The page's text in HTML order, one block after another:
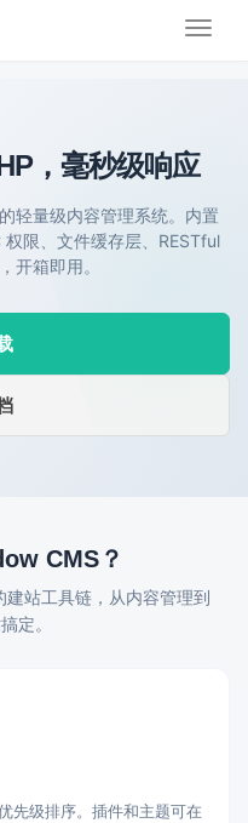
，毫秒级响应
轻量级内容管理系统。内置
限、文件缓存层、RESTful
开箱即用。
CMS？
站工具链，从内容管理到
定。
先级排序。插件和主题可在